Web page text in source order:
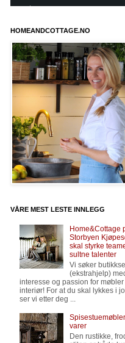
HOMEANDCOTTAGE.NO
VÅRE MEST LESTE INNLEGG
Home&Cottage
Storbyen
skal styrke
sultne talenter
Vi søker
(ekstrahjelp)
interesse og passion for møbler
interiør! For at du skal lykkes i
ser vi etter deg ...
varer
Den rustikke,